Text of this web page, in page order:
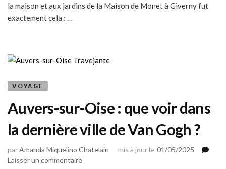
Monet
journée
la maison et aux jardins de la Maison de Monet à Giverny fut
exactement cela : …
VOYAGE
Auvers-sur-Oise : que voir dans
la dernière ville de Van Gogh ?
parAmanda Miquelino Chatelain mis à jour le 01/05/2025
Laisser un commentairesur